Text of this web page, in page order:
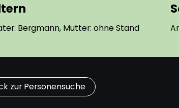
Bergmann, Mutter: ohne Stand
zur Personensuche